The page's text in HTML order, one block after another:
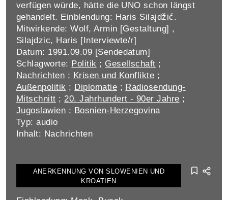
verfügen würde, hätte die UNO schon längst
gehandelt. Einblendung: Haris Silajdžić.
Mitwirkende: Wolf, Armin [Gestaltung] ,
Silajdzic, Haris [Interviewte/r]
Datum: 1991.09.09 [Sendedatum]
Schlagworte: Politik ; Gesellschaft ;
Nachrichten ; Krisen und Konflikte ;
Außenpolitik ; Diplomatie ; Radiosendung-
Mitschnitt ; 20. Jahrhundert - 90er Jahre ;
Jugoslawien ; Bosnien-Herzegovina
Typ: audio
Inhalt: Nachrichten
ANERKENNUNG VON SLOWENIEN UND
KROATIEN